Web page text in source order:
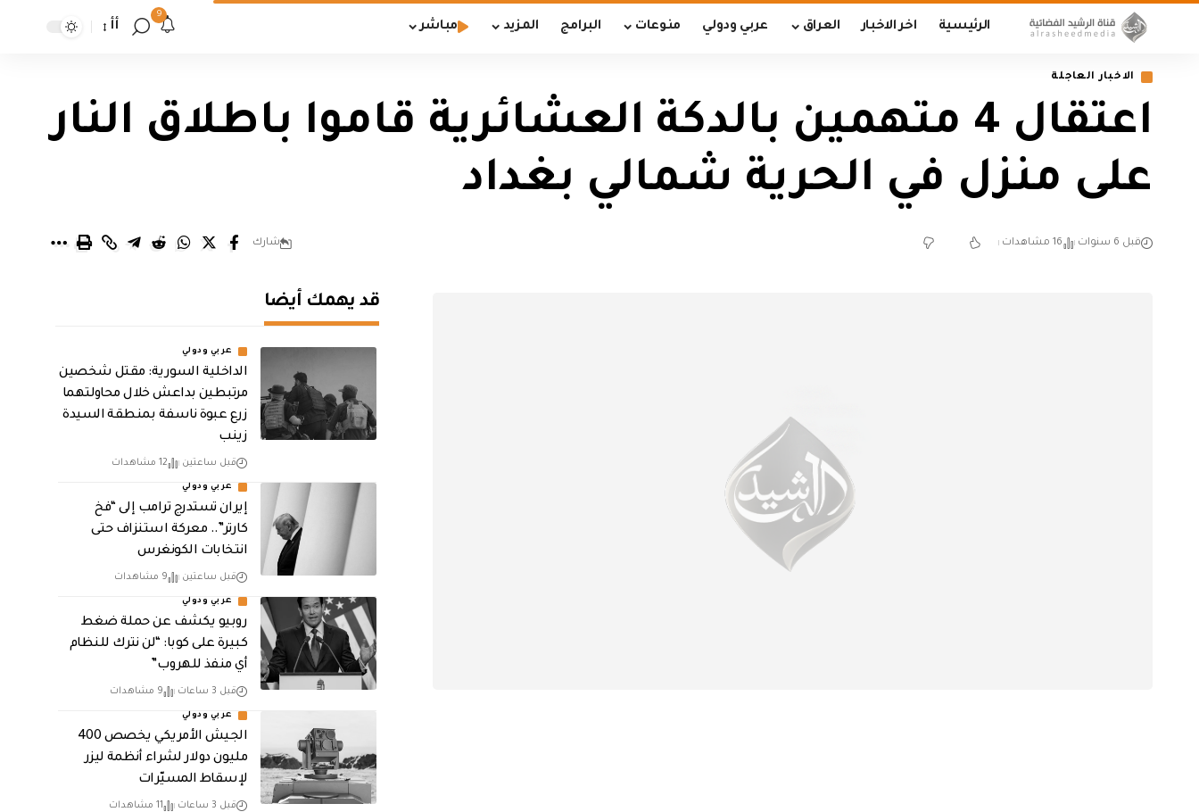
الرئيسية اخر الاخبار العراق عربي ودولي منوعات البرامج المزيد مباشر
9
أأ
الاخبار العاجلة
اعتقال 4 متهمين بالدكة العشائرية قاموا باطلاق النار
على منزل في الحرية شمالي بغداد
قبل 6 سنوات 16 مشاهدات شارك
قد يهمك أيضا
عربي ودولي
الداخلية السورية: مقتل شخصين
مرتبطين بداعش خلال محاولتهما
زرع عبوة ناسفة بمنطقة السيدة
زينب
قبل ساعتين 12 مشاهدات
عربي ودولي
إيران تستدرج ترامب إلى “فخ
كارتر”.. معركة استنزاف حتى
انتخابات الكونغرس
قبل ساعتين 9 مشاهدات
عربي ودولي
روبيو يكشف عن حملة ضغط
كبيرة على كوبا: “لن نترك للنظام
أي منفذ للهروب”
قبل 3 ساعات 9 مشاهدات
عربي ودولي
الجيش الأمريكي يخصص 400
مليون دولار لشراء أنظمة ليزر
لإسقاط المسيّرات
قبل 3 ساعات 11 مشاهدات